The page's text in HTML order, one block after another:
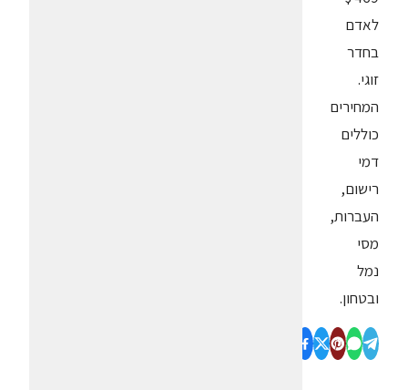
לאדם
בחדר
זוגי.
המחירים
כוללים
דמי
רישום,
העברות,
מסי
נמל
ובטחון.